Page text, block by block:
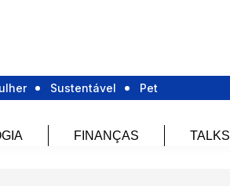
Sustentável Pet
FINANÇAS TALKS